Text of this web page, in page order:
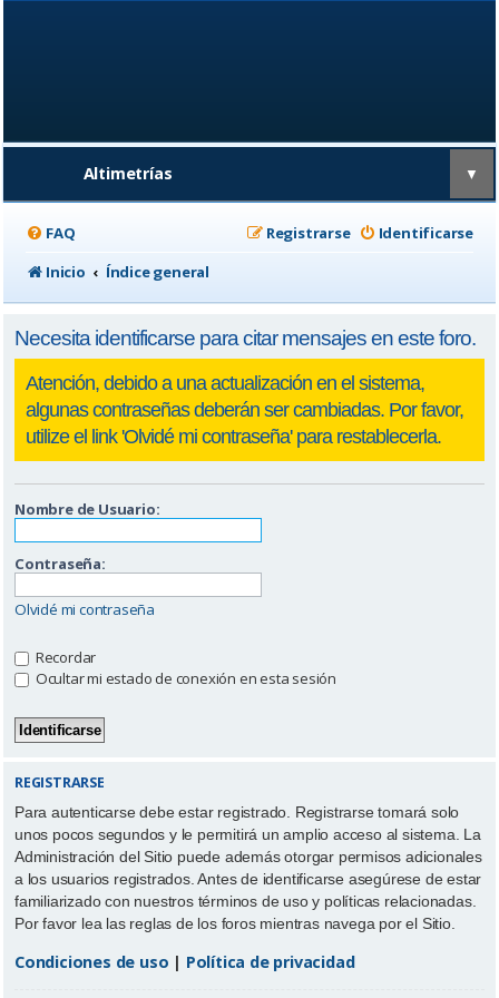
Altimetrías ▼
FAQ Identificarse
Registrarse
Inicio
Índice general
Necesita identificarse para citar mensajes en este foro.
Nombre de Usuario:
Contraseña:
Olvidé mi contraseña
Recordar
Ocultar mi estado de conexión en esta sesión
REGISTRARSE
Para autenticarse debe estar registrado. Registrarse tomará solo
unos pocos segundos y le permitirá un amplio acceso al sistema. La
Administración del Sitio puede además otorgar permisos adicionales
a los usuarios registrados. Antes de identificarse asegúrese de estar
familiarizado con nuestros términos de uso y políticas relacionadas.
Por favor lea las reglas de los foros mientras navega por el Sitio.
Condiciones de uso | Política de privacidad